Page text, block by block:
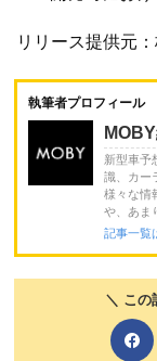
リリース提供元
執筆者プロフィール
新型車予
識、カー
様々な情
や、あま
記事一覧
＼ この